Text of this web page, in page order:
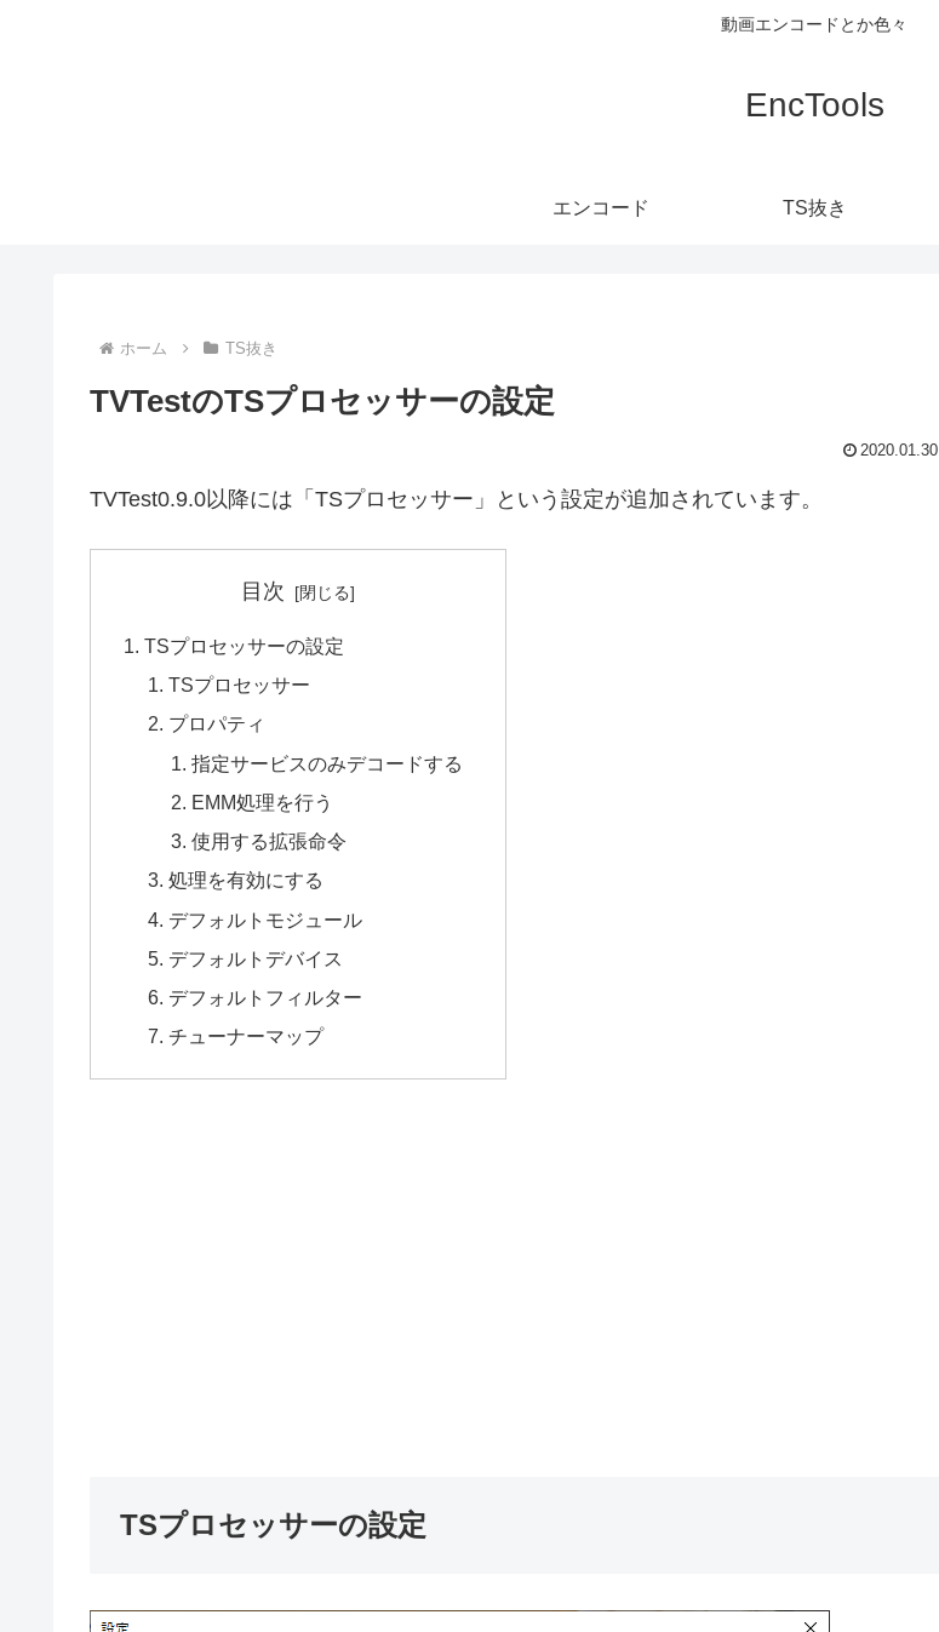
動画エンコードとか色々
EncTools
エンコード TS抜き
ホーム TS抜き
TVTestのTSプロセッサーの設定
2020.01.30
TVTest0.9.0以降には「TSプロセッサー」という設定が追加されています。
目次
TSプロセッサーの設定
TSプロセッサー
プロパティ
指定サービスのみデコードする
EMM処理を行う
使用する拡張命令
処理を有効にする
デフォルトモジュール
デフォルトデバイス
デフォルトフィルター
チューナーマップ
TSプロセッサーの設定